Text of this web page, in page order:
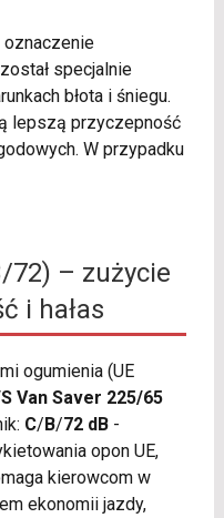
oznaczenie
specjalnie
błota i śniegu.
lepszą przyczepność
W przypadku
– zużycie
i hałas
ogumienia (UE
Van Saver 225/65
C/B/72 dB-
opon UE,
kierowcom w
ekonomii jazdy,